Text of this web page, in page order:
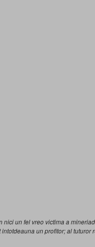
un fel vreo victima a
un profitor; al tuturor